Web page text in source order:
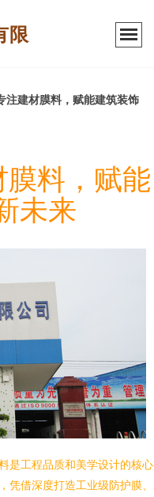
限
注建材膜料，赋能建筑装饰
料，赋能
未来
是工程品质和美学设计的核
凭借深度打造工业级防护膜